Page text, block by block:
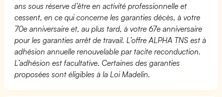
ans sous réserve d’être en activité professionnelle et
cessent, en ce qui concerne les garanties décès, à votre
70e anniversaire et, au plus tard, à votre 67e anniversaire
pour les garanties arrêt de travail. L’offre ALPHA TNS est à
adhésion annuelle renouvelable par tacite reconduction.
L’adhésion est facultative. Certaines des garanties
proposées sont éligibles à la Loi Madelin.